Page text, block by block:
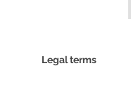
Legal terms